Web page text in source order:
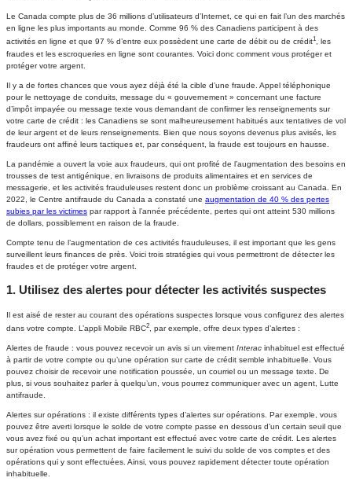
Le Canada compte plus de 36 millions d’utilisateurs d’Internet, ce qui en fait l’un des marchés
en ligne les plus importants au monde. Comme 96 % des Canadiens participent à des
activités en ligne et que 97 % d’entre eux possèdent une carte de débit ou de crédit1, les
fraudes et les escroqueries en ligne sont courantes. Voici donc comment vous protéger et
protéger votre argent.
Il y a de fortes chances que vous ayez déjà été la cible d’une fraude. Appel téléphonique
pour le nettoyage de conduits, message du « gouvernement » concernant une facture
d’impôt impayée ou message texte vous demandant de confirmer les renseignements sur
votre carte de crédit : les Canadiens se sont malheureusement habitués aux tentatives de vol
de leur argent et de leurs renseignements. Bien que nous soyons devenus plus avisés, les
fraudeurs ont affiné leurs tactiques et, par conséquent, la fraude est toujours en hausse.
La pandémie a ouvert la voie aux fraudeurs, qui ont profité de l’augmentation des besoins en
trousses de test antigénique, en livraisons de produits alimentaires et en services de
messagerie, et les activités frauduleuses restent donc un problème croissant au Canada. En
2022, le Centre antifraude du Canada a constaté une augmentation de 40 % des pertes
subies par les victimes par rapport à l’année précédente, pertes qui ont atteint 530 millions
de dollars, possiblement en raison de la fraude.
Compte tenu de l’augmentation de ces activités frauduleuses, il est important que les gens
surveillent leurs finances de près. Voici trois stratégies qui vous permettront de détecter les
fraudes et de protéger votre argent.
1. Utilisez des alertes pour détecter les activités suspectes
Il est aisé de rester au courant des opérations suspectes lorsque vous configurez des alertes
dans votre compte. L’appli Mobile RBC2 , par exemple, offre deux types d’alertes :
Alertes de fraude : vous pouvez recevoir un avis si un virement Interac inhabituel est effectué
à partir de votre compte ou qu’une opération sur carte de crédit semble inhabituelle. Vous
pouvez choisir de recevoir une notification poussée, un courriel ou un message texte. De
plus, si vous souhaitez parler à quelqu’un, vous pourrez communiquer avec un agent, Lutte
antifraude.
Alertes sur opérations : il existe différents types d’alertes sur opérations. Par exemple, vous
pouvez être averti lorsque le solde de votre compte passe en dessous d’un certain seuil que
vous avez fixé ou qu’un achat important est effectué avec votre carte de crédit. Les alertes
sur opération vous permettent de faire facilement le suivi du solde de vos comptes et des
opérations qui y sont effectuées. Ainsi, vous pouvez rapidement détecter toute opération
inhabituelle.